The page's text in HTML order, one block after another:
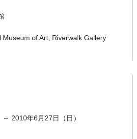
Museum of Art, Riverwalk Gallery
2010年6月27日（日）